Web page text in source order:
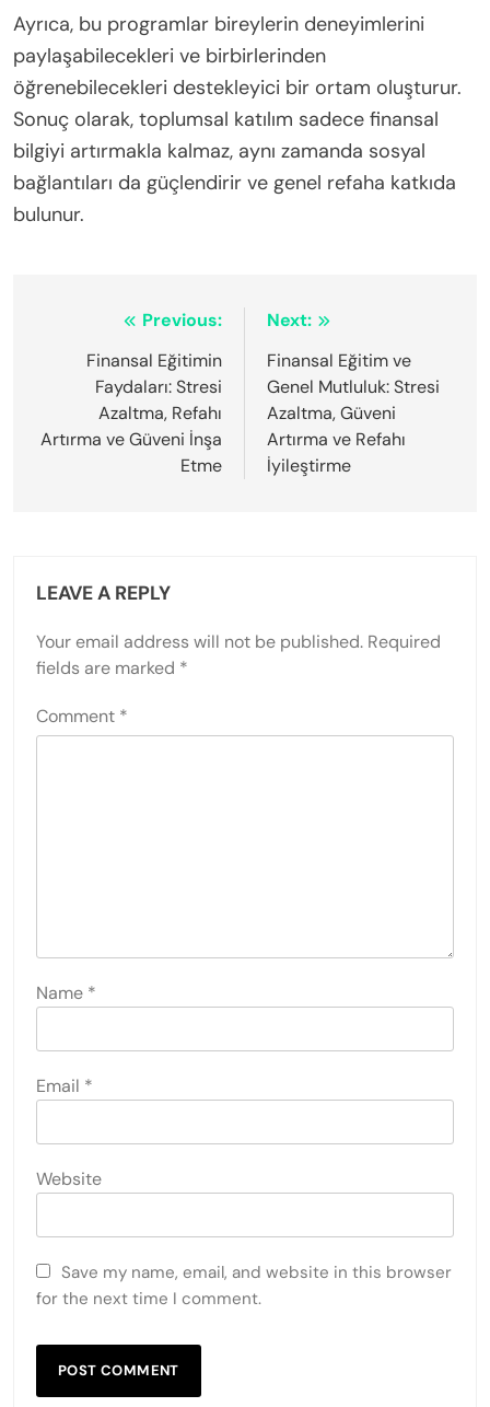
Ayrıca, bu programlar bireylerin deneyimlerini
paylaşabilecekleri ve birbirlerinden
öğrenebilecekleri destekleyici bir ortam oluşturur.
Sonuç olarak, toplumsal katılım sadece finansal
bilgiyi artırmakla kalmaz, aynı zamanda sosyal
bağlantıları da güçlendirir ve genel refaha katkıda
bulunur.
navigation
Previous:
Finansal Eğitimin
Faydaları: Stresi
Azaltma, Refahı
Artırma ve Güveni İnşa
Etme
Next:
Finansal Eğitim ve
Genel Mutluluk: Stresi
Azaltma, Güveni
Artırma ve Refahı
İyileştirme
LEAVE A REPLY
Your email address will not be published. Required
fields are marked *
Comment *
Name *
Email *
Website
Save my name, email, and website in this browser
for the next time I comment.